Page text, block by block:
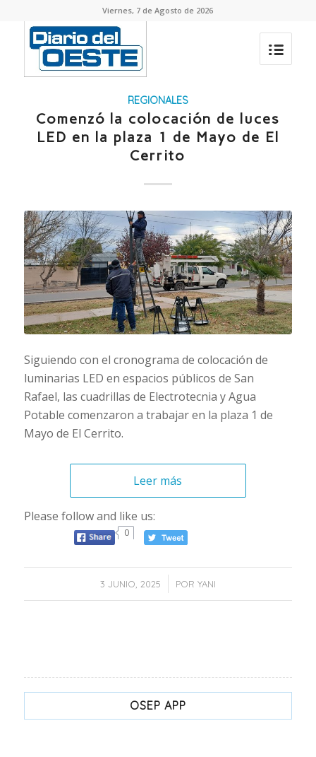
Viernes, 7 de Agosto de 2026
REGIONALES
Comenzó la colocación de luces
LED en la plaza 1 de Mayo de El
Cerrito
Siguiendo con el cronograma de colocación de
luminarias LED en espacios públicos de San
Rafael, las cuadrillas de Electrotecnia y Agua
Potable comenzaron a trabajar en la plaza 1 de
Mayo de El Cerrito.
Leer más
Please follow and like us:
0
3 JUNIO, 2025
/ POR YANI
OSEP APP